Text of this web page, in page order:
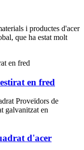
i productes d'acer
que ha estat molt
en fred
d'acer